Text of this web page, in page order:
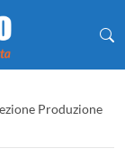
Produzione